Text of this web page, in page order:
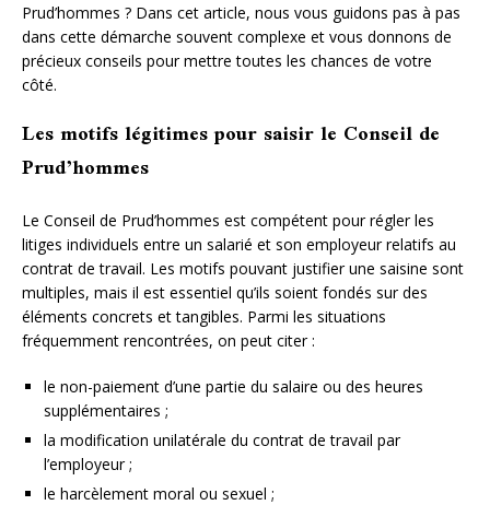
Prud’hommes ? Dans cet article, nous vous guidons pas à pas
dans cette démarche souvent complexe et vous donnons de
précieux conseils pour mettre toutes les chances de votre
côté.
Les motifs légitimes pour saisir le Conseil de
Prud’hommes
Le Conseil de Prud’hommes est compétent pour régler les
litiges individuels entre un salarié et son employeur relatifs au
contrat de travail. Les motifs pouvant justifier une saisine sont
multiples, mais il est essentiel qu’ils soient fondés sur des
éléments concrets et tangibles. Parmi les situations
fréquemment rencontrées, on peut citer :
le non-paiement d’une partie du salaire ou des heures
supplémentaires ;
la modification unilatérale du contrat de travail par
l’employeur ;
le harcèlement moral ou sexuel ;